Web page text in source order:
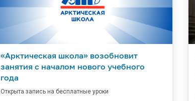
«Арктическая школа» возобновит
занятия с началом нового учебного
года
Открыта запись на бесплатные уроки